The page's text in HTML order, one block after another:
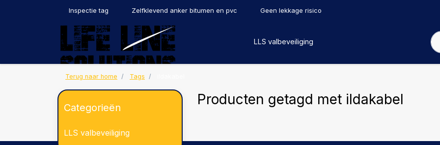
Inspectie tag Zelfklevend anker bitumen en pvc Geen lekkage risico
LLS valbeveiliging
Terug naar home Tags
Producten getagd met ildakabel
Categorieën
LLS valbeveiliging